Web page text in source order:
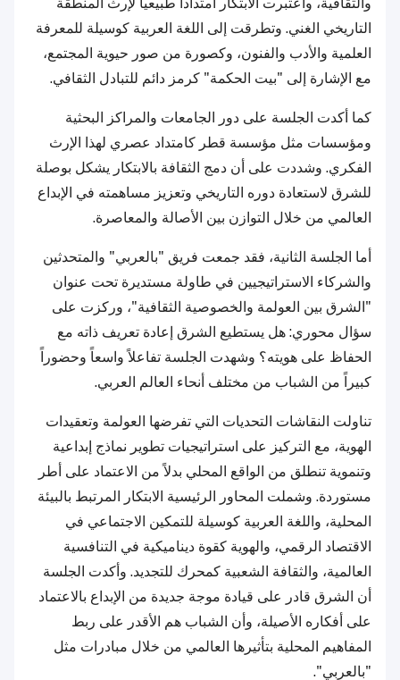
التاريخي الغني. وتطرقت إلى اللغة العربية كوسيلة للمعرفة
العلمية والأدب والفنون، وكصورة من صور حيوية المجتمع،
مع الإشارة إلى "بيت الحكمة" كرمز دائم للتبادل الثقافي.
كما أكدت الجلسة على دور الجامعات والمراكز البحثية
ومؤسسات مثل مؤسسة قطر كامتداد عصري لهذا الإرث
الفكري. وشددت على أن دمج الثقافة بالابتكار يشكل بوصلة
للشرق لاستعادة دوره التاريخي وتعزيز مساهمته في الإبداع
العالمي من خلال التوازن بين الأصالة والمعاصرة.
أما الجلسة الثانية، فقد جمعت فريق "بالعربي" والمتحدثين
والشركاء الاستراتيجيين في طاولة مستديرة تحت عنوان
"الشرق بين العولمة والخصوصية الثقافية"، وركزت على
سؤال محوري: هل يستطيع الشرق إعادة تعريف ذاته مع
الحفاظ على هويته؟ وشهدت الجلسة تفاعلاً واسعاً وحضوراً
كبيراً من الشباب من مختلف أنحاء العالم العربي.
تناولت النقاشات التحديات التي تفرضها العولمة وتعقيدات
الهوية، مع التركيز على استراتيجيات تطوير نماذج إبداعية
وتنموية تنطلق من الواقع المحلي بدلاً من الاعتماد على أطر
مستوردة. وشملت المحاور الرئيسية الابتكار المرتبط بالبيئة
المحلية، واللغة العربية كوسيلة للتمكين الاجتماعي في
الاقتصاد الرقمي، والهوية كقوة ديناميكية في التنافسية
العالمية، والثقافة الشعبية كمحرك للتجديد. وأكدت الجلسة
أن الشرق قادر على قيادة موجة جديدة من الإبداع بالاعتماد
على أفكاره الأصيلة، وأن الشباب هم الأقدر على ربط
المفاهيم المحلية بتأثيرها العالمي من خلال مبادرات مثل
"بالعربي".